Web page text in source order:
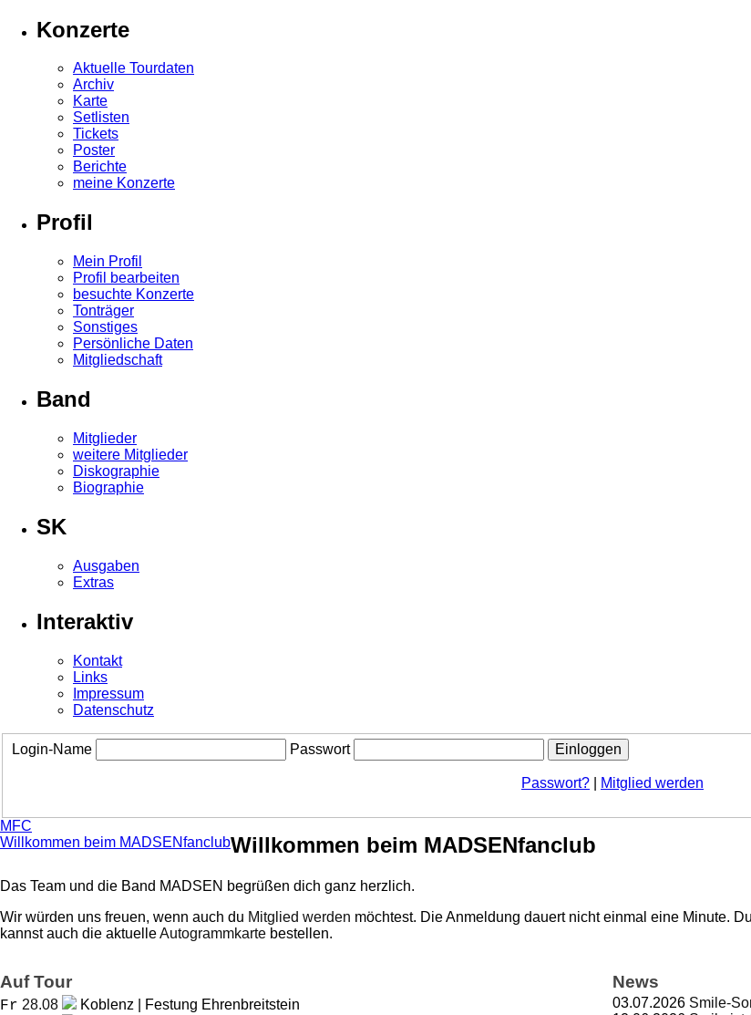
Konzerte
Aktuelle Tourdaten
Archiv
Karte
Setlisten
Tickets
Poster
Berichte
meine Konzerte
Profil
Mein Profil
Profil bearbeiten
besuchte Konzerte
Tonträger
Sonstiges
Persönliche Daten
Mitgliedschaft
Band
Mitglieder
weitere Mitglieder
Diskographie
Biographie
SK
Ausgaben
Extras
Interaktiv
Kontakt
Links
Impressum
Datenschutz
Login-Name Passwort
Passwort? Mitglied werden
MFC
Willkommen beim MADSENfanclubWillkommen beim MADSENfanclub
Das Team und die Band MADSEN begrüßen dich ganz herzlich.
Wir würden uns freuen, wenn auch du Mitglied werden möchtest. Die Anmeldung dauert nicht einmal eine Minute. Du
kannst auch die aktuelleAutogrammkarte bestellen.
Auf Tour
Fr 28.08 Koblenz | Festung Ehrenbreitstein
News
03.07.2026 Smile-